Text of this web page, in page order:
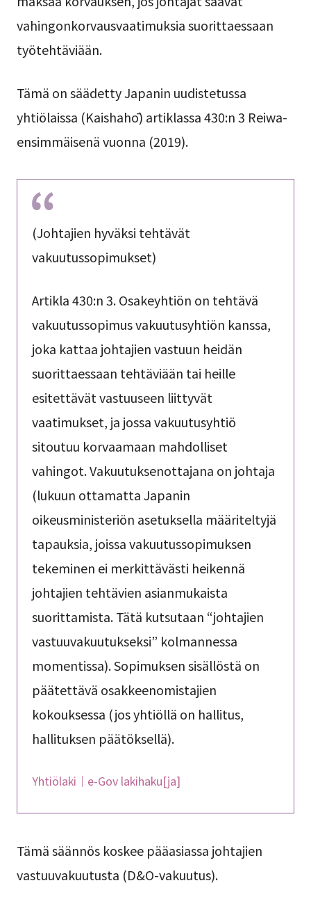
vahingonkorvausvaatimuksia suorittaessaan
työtehtäviään.
Tämä on säädetty Japanin uudistetussa
yhtiölaissa (Kaishahō) artiklassa 430:n 3 Reiwa-
ensimmäisenä vuonna (2019).
(Johtajien hyväksi tehtävät
vakuutussopimukset)
Artikla 430:n 3. Osakeyhtiön on tehtävä
vakuutussopimus vakuutusyhtiön kanssa,
joka kattaa johtajien vastuun heidän
suorittaessaan tehtäviään tai heille
esitettävät vastuuseen liittyvät
vaatimukset, ja jossa vakuutusyhtiö
sitoutuu korvaamaan mahdolliset
vahingot. Vakuutuksenottajana on johtaja
(lukuun ottamatta Japanin
oikeusministeriön asetuksella määriteltyjä
tapauksia, joissa vakuutussopimuksen
tekeminen ei merkittävästi heikennä
johtajien tehtävien asianmukaista
suorittamista. Tätä kutsutaan “johtajien
vastuuvakuutukseksi” kolmannessa
momentissa). Sopimuksen sisällöstä on
päätettävä osakkeenomistajien
kokouksessa (jos yhtiöllä on hallitus,
hallituksen päätöksellä).
Yhtiölaki｜e-Gov lakihaku[ja]
Tämä säännös koskee pääasiassa johtajien
vastuuvakuutusta (D&O-vakuutus).